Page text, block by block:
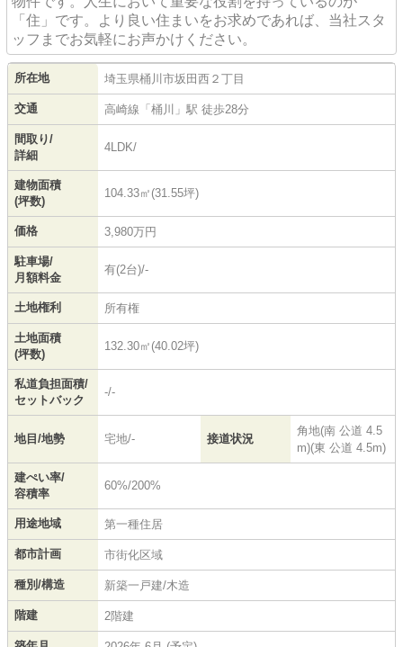
「住」です。より良い住まいをお求めであれば、当社スタ
ッフまでお気軽にお声かけください。
所在地 埼玉県桶川市坂田西 ２丁目
交通 高崎線 「 桶川 」駅 徒歩28分
間取り/
詳細
4LDK/
建物面積
(坪数)
104.33㎡(31.55坪)
価格 3,980万円
駐車場/
月額料金
有(2台)/-
土地権利 所有権
土地面積
(坪数)
132.30㎡(40.02坪)
私道負担面積/
セットバック
-/-
地目/地勢 宅地/- 接道状況
角地(南 公道 4.5
m)(東 公道 4.5m)
建ぺい率/
容積率
60%/200%
用途地域 第一種住居
都市計画 市街化区域
種別/構造 新築一戸建/木造
階建 2階建